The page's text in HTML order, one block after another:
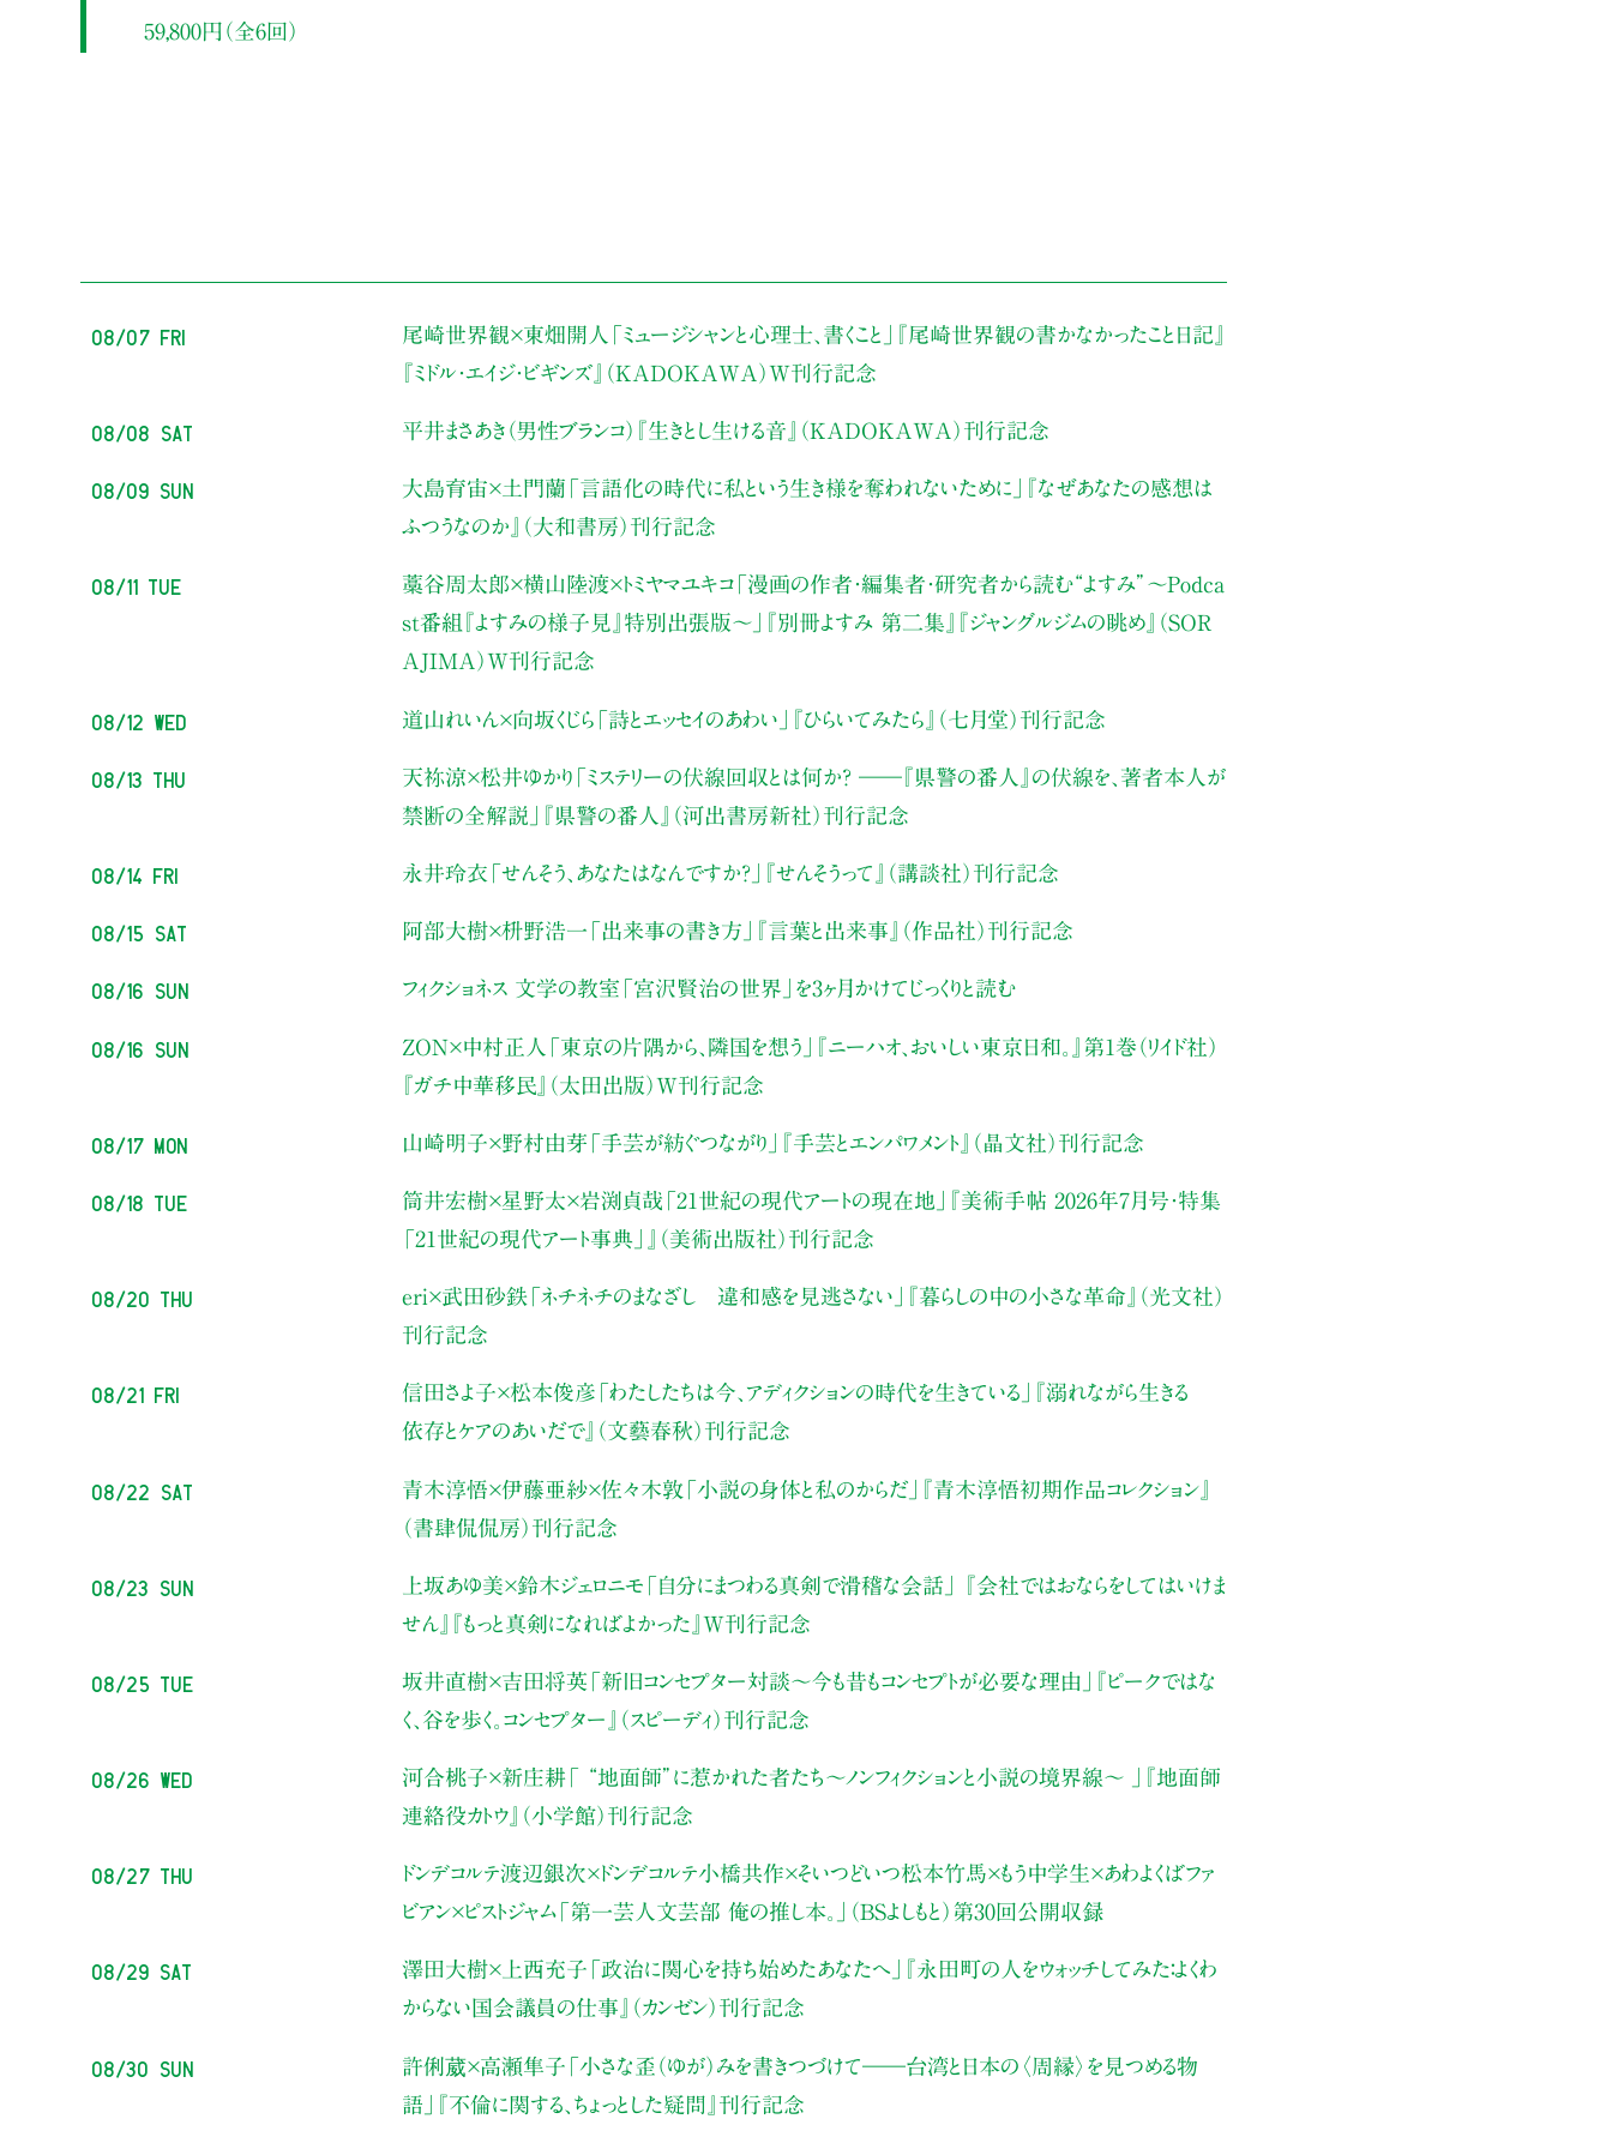
59,800円（全6回）
08/07 Fri 尾崎世界観×東畑開人 「ミュージシャンと心理士、書くこと」
『尾崎世界観の書かなかったこと日記』
『ミドル・エイジ・ビギンズ』（KADOKAWA）W刊行記念
08/08 Sat 平井まさあき（男性ブランコ） 『生きとし生ける音』（KADOKAWA）刊行記念
08/09 Sun 大島育宙×土門蘭 「言語化の時代に私という生き様を奪われないために」
『なぜあなたの感想は
ふつうなのか』（大和書房）刊行記念
08/11 Tue 藁谷周太郎×横山陸渡×トミヤマユキコ「漫画の作者・編集者・研究者から読む“よすみ” 〜Podca
st番組『よすみの様子見』特別出張版〜」
『別冊よすみ 第二集』『ジャングルジムの眺め』（SOR
AJIMA）W刊行記念
08/12 Wed 道山れいん×向坂くじら 「詩とエッセイのあわい」 『ひらいてみたら』（七月堂）刊行記念
08/13 Thu 天祢涼×松井ゆかり 「ミステリーの伏線回収とは何か？ ――『県警の番人』の伏線を、著者本人が
禁断の全解説」
『県警の番人』（河出書房新社）刊行記念
08/14 Fri 永井玲衣 「せんそう、あなたはなんですか？」 『せんそうって』（講談社）刊行記念
08/15 Sat 阿部大樹×枡野浩一 「出来事の書き方」 『言葉と出来事』（作品社）刊行記念
08/16 Sun フィクショネス 文学の教室 「宮沢賢治の世界」を3ヶ月かけてじっくりと読む
08/16 Sun ZON×中村正人 「東京の片隅から、隣国を想う」
『ニーハオ、おいしい東京日和。』第1巻（リイド社）
『ガチ中華移民』（太田出版）W刊行記念
08/17 Mon 山崎明子×野村由芽 「手芸が紡ぐつながり」 『手芸とエンパワメント』（晶文社）刊行記念
08/18 Tue 筒井宏樹×星野太×岩渕貞哉 「21世紀の現代アートの現在地」 『美術手帖 2026年7月号・特集
「21世紀の現代アート事典」』（美術出版社）刊行記念
08/20 Thu eri×武田砂鉄「ネチネチのまなざし 違和感を見逃さない」
『暮らしの中の小さな革命』（光文社）
刊行記念
08/21 Fri 信田さよ子×松本俊彦 「わたしたちは今、アディクションの時代を生きている」
『溺れながら生きる
依存とケアのあいだで』（文藝春秋）刊行記念
08/22 Sat 青木淳悟×伊藤亜紗×佐々木敦 「小説の身体と私のからだ」
『青木淳悟初期作品コレクション』
（書肆侃侃房）刊行記念
08/23 Sun 上坂あゆ美×鈴木ジェロニモ 「自分にまつわる真剣で滑稽な会話」
『会社ではおならをしてはいけま
せん』『もっと真剣になればよかった』W刊行記念
08/25 Tue 坂井直樹×吉田将英「新旧コンセプター対談～今も昔もコンセプトが必要な理由」
『ピークではな
く、谷を歩く。コンセプター』（スピーディ）刊行記念
08/26 Wed 河合桃子×新庄耕「 “地面師”に惹かれた者たち〜ノンフィクションと小説の境界線〜 」
『地面師
連絡役カトウ』（小学館）刊行記念
08/27 Thu
ドンデコルテ渡辺銀次×ドンデコルテ小橋共作×そいつどいつ松本竹馬×もう中学生×あわよくばファ
ビアン×ピストジャム「第一芸人文芸部 俺の推し本。」（BSよしもと） 第30回公開収録
08/29 Sat 澤田大樹×上西充子 「政治に関心を持ち始めたあなたへ」
『永田町の人をウォッチしてみた：よくわ
からない国会議員の仕事』（カンゼン）刊行記念
08/30 Sun 許俐葳×高瀬隼子 「小さな歪（ゆが）みを書きつづけて――台湾と日本の〈周縁〉を見つめる物
語」
『不倫に関する、ちょっとした疑問』刊行記念